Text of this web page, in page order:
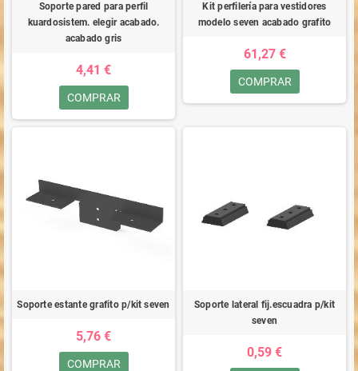
Soporte pared para perfil
kuardosistem. elegir acabado.
acabado gris
4,41 €
COMPRAR
Kit perfilería para vestidores
modelo seven acabado grafito
61,27 €
COMPRAR
Soporte estante grafito p/kit seven
5,76 €
COMPRAR
Soporte lateral fij.escuadra p/kit
seven
0,59 €